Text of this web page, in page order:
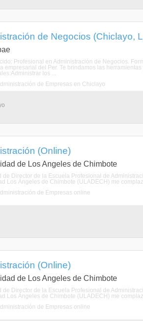
de Negocios (Chiclayo,
Profesional en Administración de Negocios.
empresarial del Per. Te brindamos las
los ...
de Empresas en Chiclayo
(Online)
de Los Angeles de Chimbote
de Director de la Escuela Profesional de
Los Ángeles de Chimbote (ULADECH) me
de Empresas online
(Online)
de Los Angeles de Chimbote
de Director de la Escuela Profesional de
Los Ángeles de Chimbote (ULADECH) me
de Empresas online